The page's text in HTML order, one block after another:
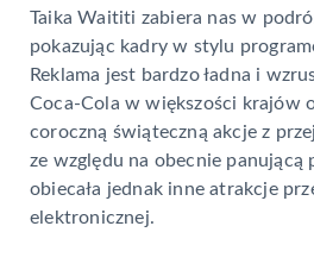
Taika Waititi zabiera nas w
pokazując kadry w stylu
Reklama jest bardzo ładna i
Coca-Cola w większości krajów
coroczną świąteczną akcje z
ze względu na obecnie panującą
obiecała jednak inne atrakcje
elektronicznej.